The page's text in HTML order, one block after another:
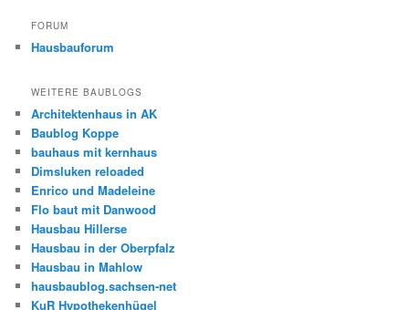
FORUM
Hausbauforum
WEITERE BAUBLOGS
Architektenhaus in AK
Baublog Koppe
bauhaus mit kernhaus
Dimsluken reloaded
Enrico und Madeleine
Flo baut mit Danwood
Hausbau Hillerse
Hausbau in der Oberpfalz
Hausbau in Mahlow
hausbaublog.sachsen-net
KuR Hypothekenhügel